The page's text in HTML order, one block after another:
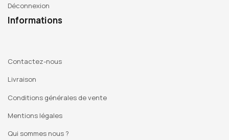
Déconnexion
Informations
Contactez-nous
Livraison
Conditions générales de vente
Mentions légales
Qui sommes nous ?